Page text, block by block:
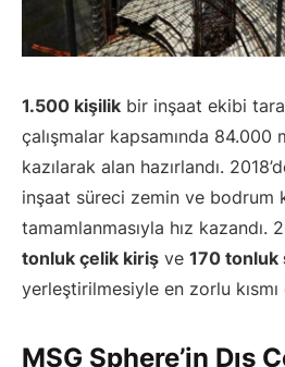
1.500 kişilik bir inşaat ekibi
çalışmalar kapsamında
kazılarak alan hazırlandı.
inşaat süreci zemin ve bodrum
tamamlanmasıyla hız kazandı.
tonluk çelik kiriş ve 170 tonluk
yerleştirilmesiyle en zorlu kısmı
MSG Sphere’in Dış